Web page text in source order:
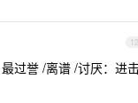
12
过誉 /离谱 /讨厌：进